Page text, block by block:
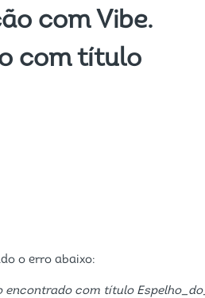
com Vibe.
com título
o erro abaixo:
com título